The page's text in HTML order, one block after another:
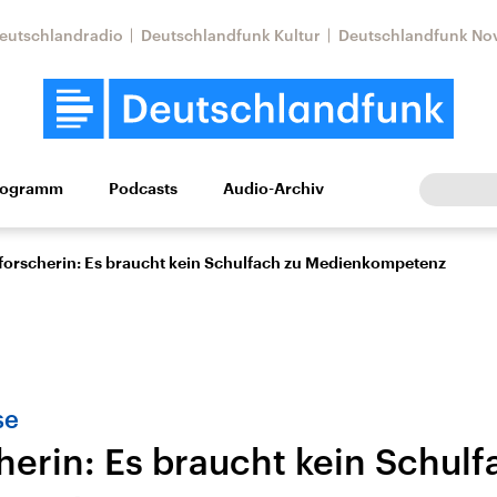
Deutschlandfunk Kultur Deutschlandfunk
Wissen Kultur Europa
Nahostkonflikt
Iran
Podcasts Audio-Archiv
Es braucht kein Schulfach zu Medienkompetenz
Es braucht kein